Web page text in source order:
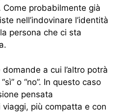
Come probabilmente già
nell’indovinare l’identità
persona che ci sta
a cui l’altro potrà
o “no”. In questo caso
pensata
più compatta e con